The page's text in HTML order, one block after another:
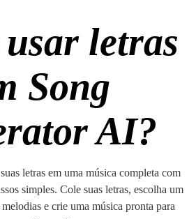
letras
Song
AI?
letras em uma música completa com
simples. Cole suas letras, escolha um
e crie uma música pronta para